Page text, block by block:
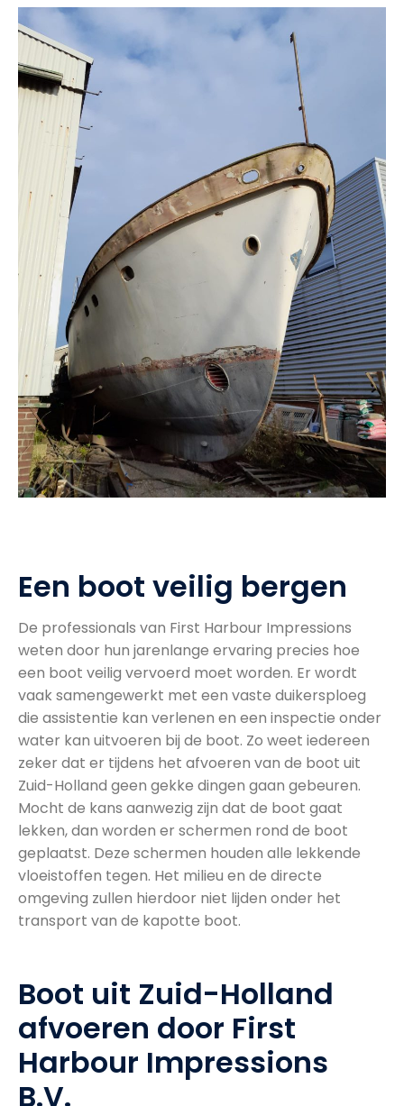
Een boot veilig bergen
De professionals van First Harbour Impressions
weten door hun jarenlange ervaring precies hoe
een boot veilig vervoerd moet worden. Er wordt
vaak samengewerkt met een vaste duikersploeg
die assistentie kan verlenen en een inspectie onder
water kan uitvoeren bij de boot. Zo weet iedereen
zeker dat er tijdens het afvoeren van de boot uit
Zuid-Holland geen gekke dingen gaan gebeuren.
Mocht de kans aanwezig zijn dat de boot gaat
lekken, dan worden er schermen rond de boot
geplaatst. Deze schermen houden alle lekkende
vloeistoffen tegen. Het milieu en de directe
omgeving zullen hierdoor niet lijden onder het
transport van de kapotte boot.
Boot uit Zuid-Holland
afvoeren door First
Harbour Impressions
B.V.